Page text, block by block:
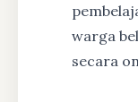
warga
secara